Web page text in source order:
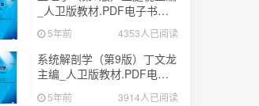
_人卫版教材.PDF电子书下
载 5年前 4353人已阅读
系统解剖学（第9版）丁文龙
主编_人卫版教材.PDF电子
书下载
5年前 3914人已阅读